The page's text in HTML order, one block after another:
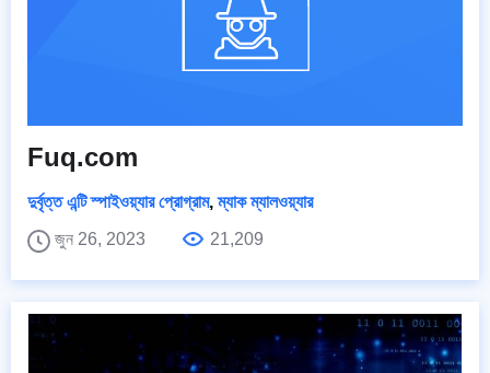
Fuq.com
দুর্বৃত্ত এন্টি স্পাইওয়্যার প্রোগ্রাম,ম্যাক ম্যালওয়্যার
জুন 26, 2023
21,209